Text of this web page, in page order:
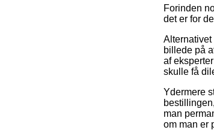
Forinden
det er for
billede på
af
skulle få
Ydermere
man
om man er